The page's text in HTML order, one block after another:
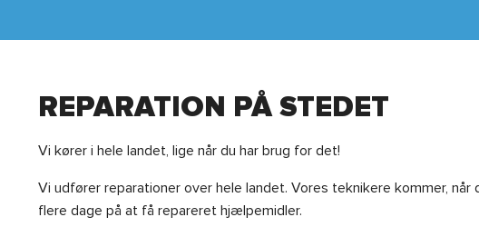
REPARATION PÅ STEDET
Vi kører i hele landet, lige når du har brug for det!
Vi udfører reparationer over hele landet. Vores teknikere kommer, når
flere dage på at få repareret hjælpemidler.